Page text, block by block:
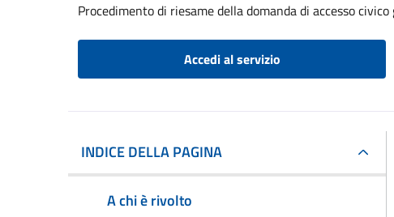
Procedimento di riesame della domanda di accesso
Accedi al servizio
INDICE DELLA PAGINA
A chi è rivolto